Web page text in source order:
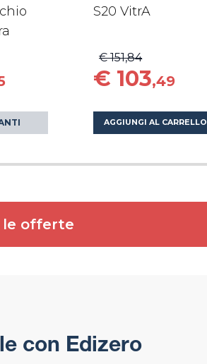
S20 VitrA
€ 103,49
€ 151,84
AGGIUNGI AL CARRELLO
offerte
con Edizero